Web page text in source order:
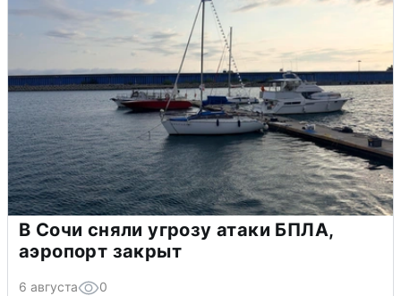
В Сочи сняли угрозу атаки БПЛА,
аэропорт закрыт
6 августа 0